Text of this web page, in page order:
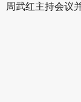
周武红主持会议